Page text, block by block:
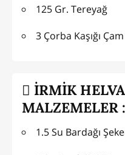
125 Gr. Tereyağ
3 Çorba Kaşığı Çam
İRMİK
MALZEMELER :
1.5 Su Bardağı